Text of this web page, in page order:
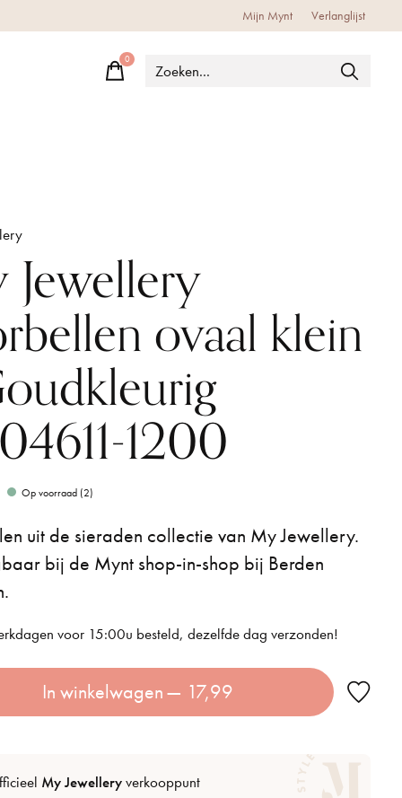
Mijn Mynt Verlanglijst
0items
ovaal klein
1200
Op voorraad (2)
uit de sieraden collectie van My Jewellery.
bij de Mynt shop-in-shop bij Berden
voor 15:00u besteld, dezelfde dag verzonden!
In winkelwagen — 17,99
My Jewelleryverkooppunt